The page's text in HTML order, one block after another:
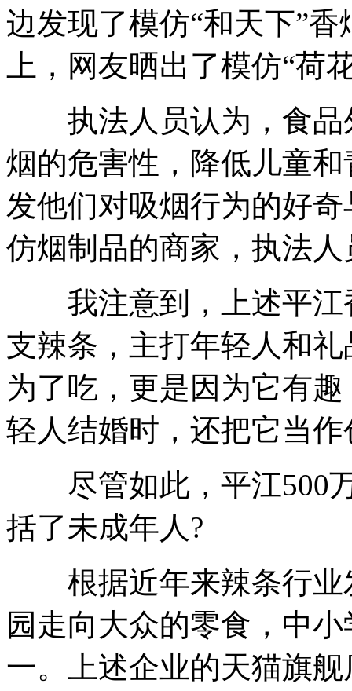
边发现了模仿“和天下”
上，网友晒出了模仿“荷
执法人员认为，食品
烟的危害性，降低儿童
发他们对吸烟行为的好
仿烟制品的商家，执法
我注意到，上述平江
支辣条，主打年轻人和
为了吃，更是因为它有
轻人结婚时，还把它当作
尽管如此，平江500万
括了未成年人?
根据近年来辣条行业
园走向大众的零食，中
一。上述企业的天猫旗